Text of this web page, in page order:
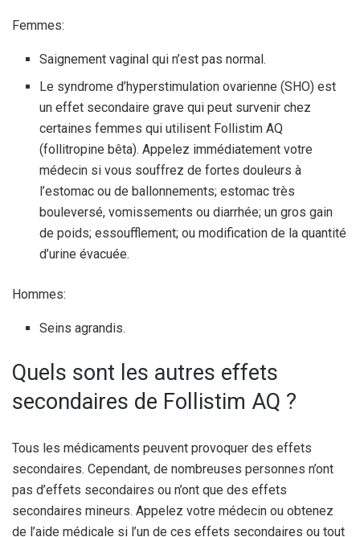
Femmes:
Saignement vaginal qui n’est pas normal.
Le syndrome d’hyperstimulation ovarienne (SHO) est
un effet secondaire grave qui peut survenir chez
certaines femmes qui utilisent Follistim AQ
(follitropine bêta). Appelez immédiatement votre
médecin si vous souffrez de fortes douleurs à
l’estomac ou de ballonnements; estomac très
bouleversé, vomissements ou diarrhée; un gros gain
de poids; essoufflement; ou modification de la quantité
d’urine évacuée.
Hommes:
Seins agrandis.
Quels sont les autres effets
secondaires de Follistim AQ ?
Tous les médicaments peuvent provoquer des effets
secondaires. Cependant, de nombreuses personnes n’ont
pas d’effets secondaires ou n’ont que des effets
secondaires mineurs. Appelez votre médecin ou obtenez
de l’aide médicale si l’un de ces effets secondaires ou tout